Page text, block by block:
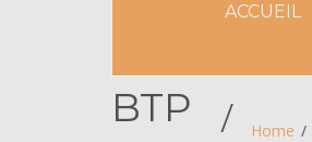
ACCUEIL
BTP Home